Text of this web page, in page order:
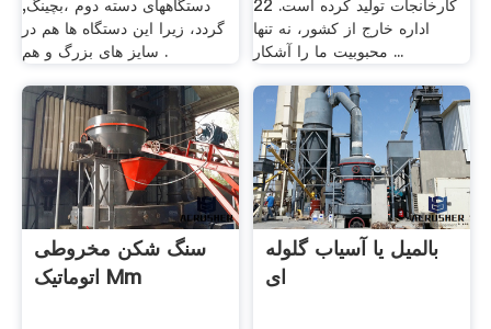
دستگاههای دسته دوم ،بچینگ,
گردد، زیرا این دستگاه ها هم در
سایز های بزرگ و هم .
کارخانجات تولید کرده است. 22
اداره خارج از کشور، نه تنها
محبوبیت ما را آشکار ...
سنگ شکن مخروطی
اتوماتیک Mm
بالمیل یا آسیاب گلوله
ای